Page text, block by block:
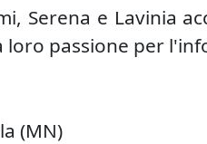
Serena e Lavinia
loro passione per
(MN)